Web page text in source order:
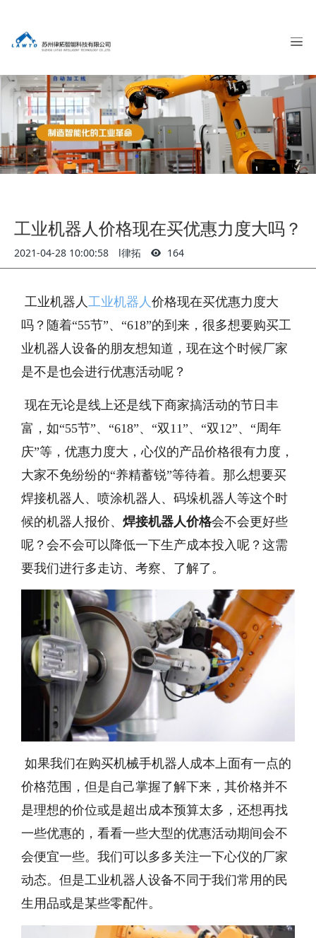
工业机器人价格现在买优惠力度大吗？
2021-04-28 10:00:58 l律拓 164
工业机器人 工业机器人 价格现在买优惠力度大
吗？随着“55节”、“618”的到来，很多想要购买工
业机器人设备的朋友想知道，现在这个时候厂家
是不是也会进行优惠活动呢？
现在无论是线上还是线下商家搞活动的节日丰
富，如“55节”、“618”、“双11”、“双12”、“周年
庆”等，优惠力度大，心仪的产品价格很有力度，
大家不免纷纷的“养精蓄锐”等待着。那么想要买
焊接机器人、喷涂机器人、码垛机器人等这个时
候的机器人报价、 焊接机器人价格会不会更好些
呢？会不会可以降低一下生产成本投入呢？这需
要我们进行多走访、考察、了解了。
如果我们在购买机械手机器人成本上面有一点的
价格范围，但是自己掌握了解下来，其价格并不
是理想的价位或是超出成本预算太多，还想再找
一些优惠的，看看一些大型的优惠活动期间会不
会便宜一些。我们可以多多关注一下心仪的厂家
动态。但是工业机器人设备不同于我们常用的民
生用品或是某些零配件。